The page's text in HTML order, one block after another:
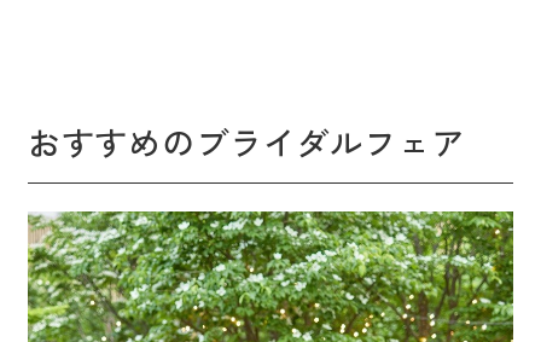
おすすめのブライダルフェア